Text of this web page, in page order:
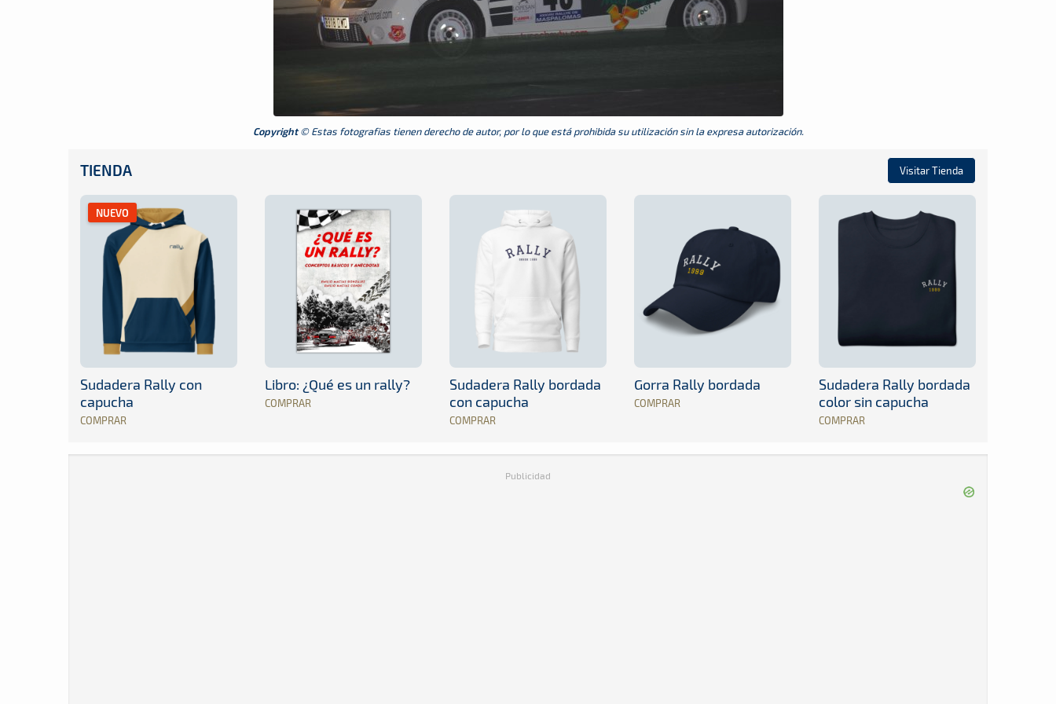
Copyright© Estas fotografias tienen derecho de autor, por lo que está prohibida su utilización sin la expresa autorización.
TIENDA Visitar Tienda
NUEVO
Sudadera Rally con
capucha
COMPRAR
Libro: ¿Qué es un rally?
COMPRAR
Sudadera Rally bordada
con capucha
COMPRAR
Gorra Rally bordada
COMPRAR
Sudadera Rally bordada
color sin capucha
COMPRAR
Publicidad